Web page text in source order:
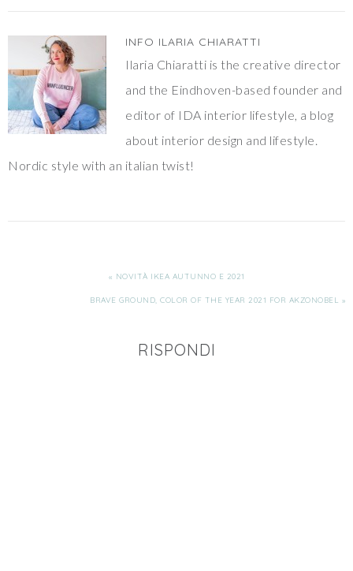
INFO ILARIA CHIARATTI
Ilaria Chiaratti is the creative director
and the Eindhoven-based founder and
editor of IDA interior lifestyle, a blog
about interior design and lifestyle.
Nordic style with an italian twist!
« NOVITÀ IKEA AUTUNNO E 2021
BRAVE GROUND, COLOR OF THE YEAR 2021 FOR AKZONOBEL »
RISPONDI